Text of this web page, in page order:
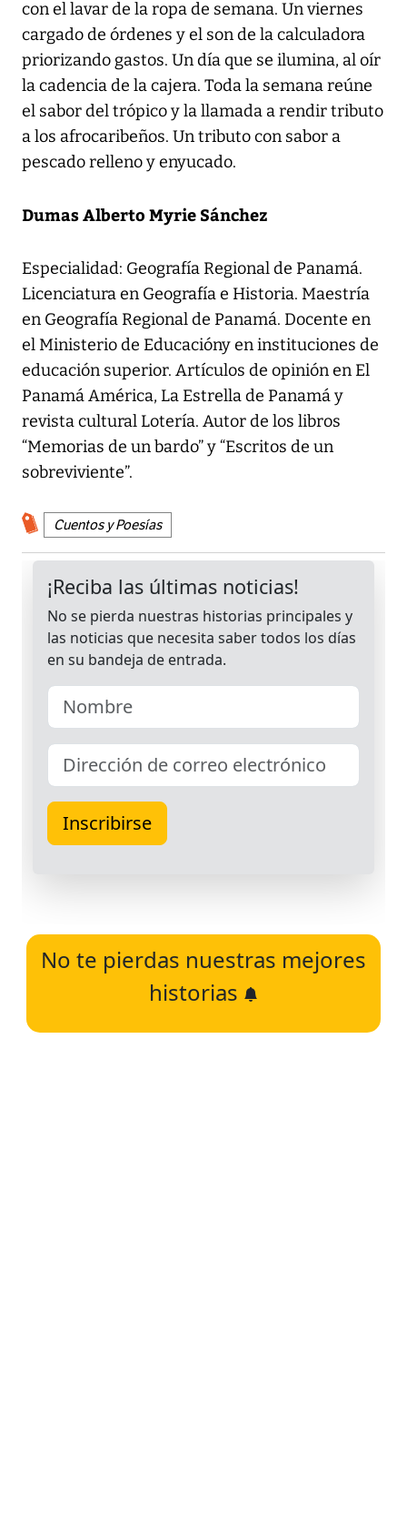
con el lavar de la ropa de semana. Un viernes
cargado de órdenes y el son de la calculadora
priorizando gastos. Un día que se ilumina, al oír
la cadencia de la cajera. Toda la semana reúne
el sabor del trópico y la llamada a rendir tributo
a los afrocaribeños. Un tributo con sabor a
pescado relleno y enyucado.
Dumas Alberto Myrie Sánchez
Especialidad: Geografía Regional de Panamá.
Licenciatura en Geografía e Historia. Maestría
en Geografía Regional de Panamá. Docente en
el Ministerio de Educacióny en instituciones de
educación superior. Artículos de opinión en El
Panamá América, La Estrella de Panamá y
revista cultural Lotería. Autor de los libros
“Memorias de un bardo” y “Escritos de un
sobreviviente”.
Cuentos y Poesías
No te pierdas nuestras mejores
historias